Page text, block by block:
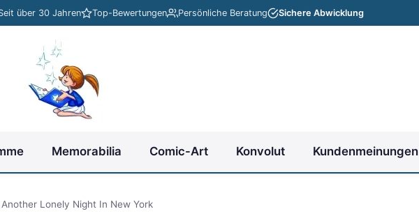
über 30 Jahren Top-Bewertungen Persönliche Beratung Sichere Abwicklung
Memorabilia Comic-Art Konvolut Kundenmeinungen
Lonely Night In New York